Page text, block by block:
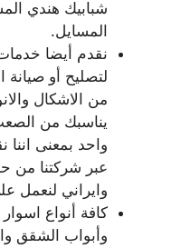
شبابيك هندي
المسايل.
نقدم أيضا
لتصليح أو
من الاشكال
يناسبك من
واحد بمعنى
عبر شركتنا من
وايراني لنعمل
كافة أنواع
وأبواب الشقق